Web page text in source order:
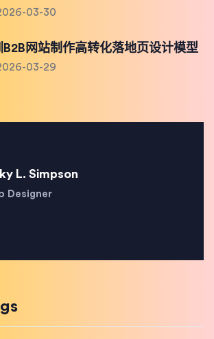
03-30
B2B网站制作高转化落地页设计模型
03-29
L. Simpson
Designer